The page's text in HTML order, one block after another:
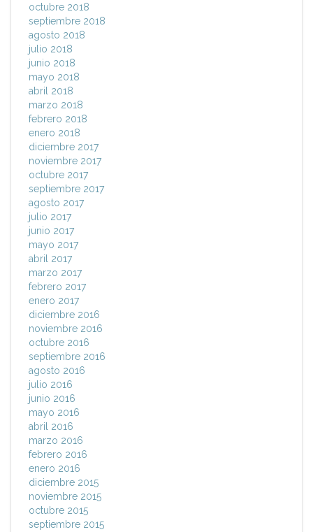
octubre 2018
septiembre 2018
agosto 2018
julio 2018
junio 2018
mayo 2018
abril 2018
marzo 2018
febrero 2018
enero 2018
diciembre 2017
noviembre 2017
octubre 2017
septiembre 2017
agosto 2017
julio 2017
junio 2017
mayo 2017
abril 2017
marzo 2017
febrero 2017
enero 2017
diciembre 2016
noviembre 2016
octubre 2016
septiembre 2016
agosto 2016
julio 2016
junio 2016
mayo 2016
abril 2016
marzo 2016
febrero 2016
enero 2016
diciembre 2015
noviembre 2015
octubre 2015
septiembre 2015